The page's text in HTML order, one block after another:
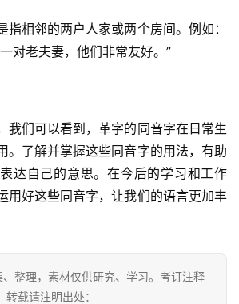
指相邻的两户人家或两个房间。例如：
对老夫妻，他们非常友好。”
们可以看到，革字的同音字在日常生
。了解并掌握这些同音字的用法，有助
达自己的意思。在今后的学习和工作
用好这些同音字，让我们的语言更加丰
、整理，素材仅供研究、学习。考订注释
载请注明出处：